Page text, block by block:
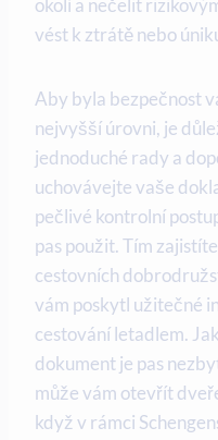
okolí a nečelit
vést k ztrátě nebo
Aby byla bezpečnost
nejvyšší úrovni, je
jednoduché rady a
uchovávejte vaše
pečlivé kontrolní
pas použit. Tím
cestovních
vám poskytl užitečné
cestování letadlem.
dokument je pas
může vám otevřít
když v rámci